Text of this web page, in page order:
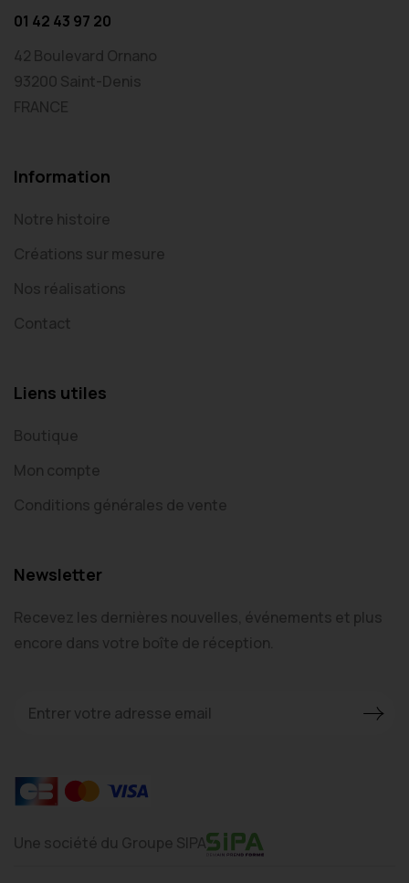
01 42 43 97 20
42 Boulevard Ornano
93200 Saint-Denis
FRANCE
Information
Notre histoire
Créations sur mesure
Nos réalisations
Contact
Liens utiles
Boutique
Mon compte
Conditions générales de vente
Newsletter
Recevez les dernières nouvelles, événements et plus
encore dans votre boîte de réception.
Une société du Groupe SIPA